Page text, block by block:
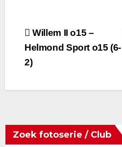
Bericht
navigatie
Willem II o15 –
Helmond Sport o15 (6-
2)
Zoek fotoserie / Club